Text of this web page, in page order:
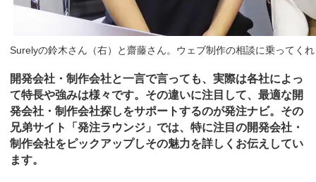
Surelyの鈴木さん（右）と齋藤さん。ウェブ制作の相談に乗ってく
開発会社・制作会社と一言で言っても、実際は各社によっ
て特長や強みは様々です。その違いに注目して、最適な開
発会社・制作会社探しをサポートするのが発注ナビ。その
兄弟サイト「発注ラウンジ」では、特に注目の開発会社・
制作会社をピックアップしその魅力を詳しくお伝えしてい
ます。